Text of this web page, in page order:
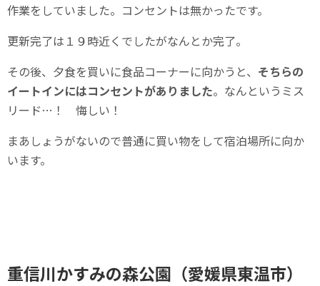
作業をしていました。コンセントは無かったです。
更新完了は１９時近くでしたがなんとか完了。
その後、夕食を買いに食品コーナーに向かうと、 そちらの
イートインにはコンセントがありました。なんというミス
リード…！ 悔しい！
まあしょうがないので普通に買い物をして宿泊場所に向か
います。
重信川かすみの森公園（愛媛県東温市）